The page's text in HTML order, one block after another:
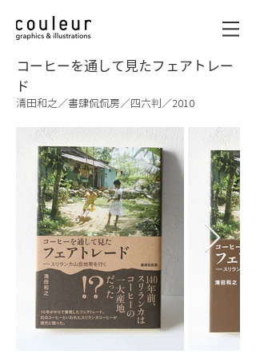
コーヒーを通して見たフェアトレー
ド
清田和之／書肆侃侃房／四六判／2010